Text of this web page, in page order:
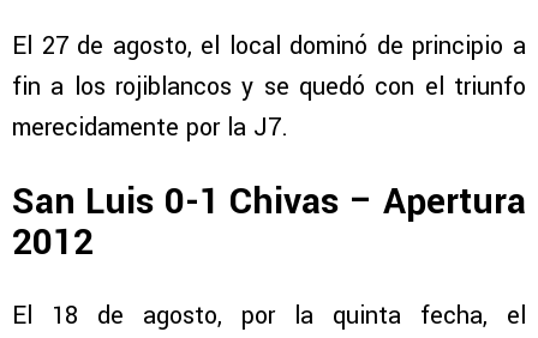
El 27 de agosto, el local dominó de principio a
fin a los rojiblancos y se quedó con el triunfo
merecidamente por la J7.
San Luis 0-1 Chivas – Apertura
2012
El 18 de agosto, por la quinta fecha, el